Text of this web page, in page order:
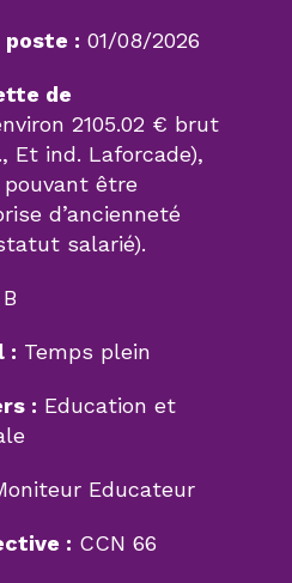
poste : 01/08/2026
de
2105.02 € brut
Et ind. Laforcade),
être
d’ancienneté
salarié).
: Temps plein
: Education et
Educateur
: CCN 66